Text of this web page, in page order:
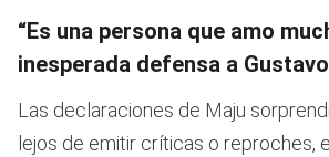
“Es una persona que amo
inesperada defensa a
Las declaraciones de Maju
lejos de emitir críticas o reproches,